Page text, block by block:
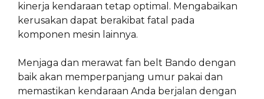
kinerja kendaraan tetap optimal. Mengabaikan
kerusakan dapat berakibat fatal pada
komponen mesin lainnya.
Menjaga dan merawat fan belt Bando dengan
baik akan memperpanjang umur pakai dan
memastikan kendaraan Anda berjalan dengan